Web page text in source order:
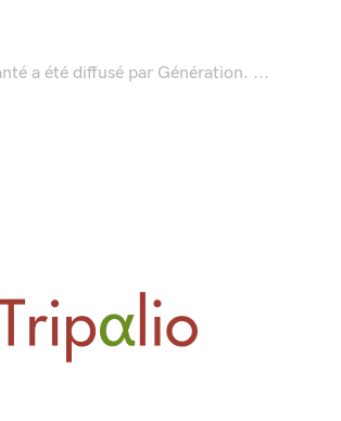
a été diffusé par Génération. ...